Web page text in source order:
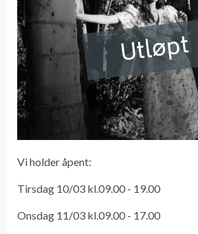
Utløpt
Vi holder åpent:
Tirsdag 10/03 kl.09.00 - 19.00
Onsdag 11/03 kl.09.00 - 17.00